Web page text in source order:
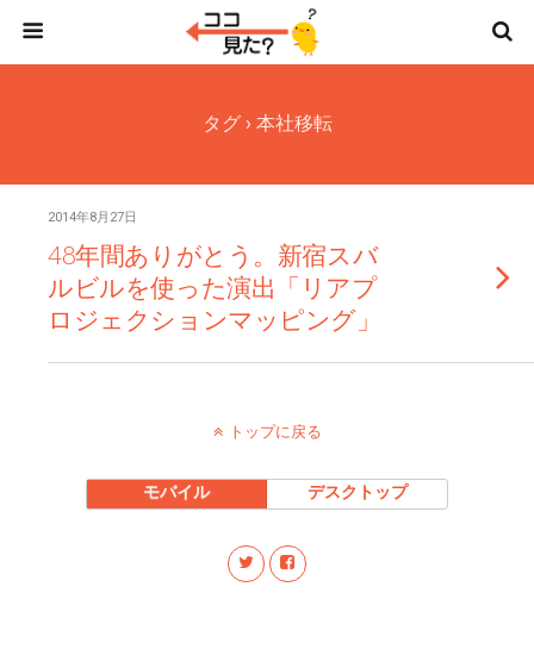
タグ › 本社移転
2014年8月27日
48年間ありがとう。新宿スバ
ルビルを使った演出「リアプ
ロジェクションマッピング」
トップに戻る
モバイル デスクトップ